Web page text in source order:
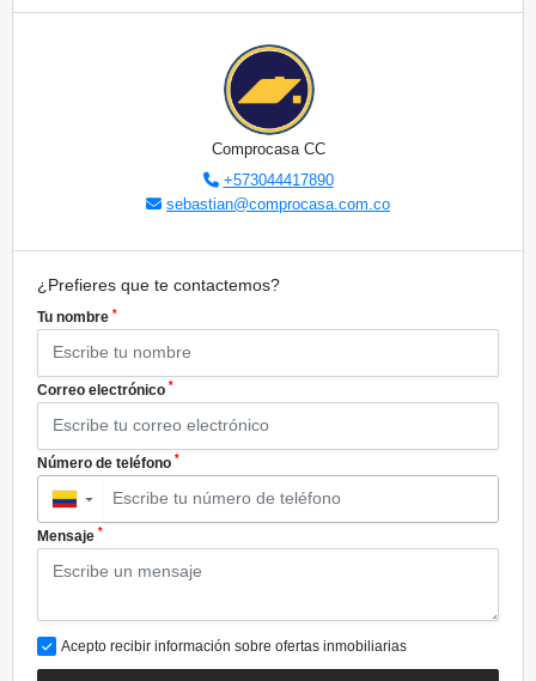
Comprocasa CC
+573044417890
sebastian@comprocasa.com.co
¿Prefieres que te contactemos?
Tu nombre *
Correo electrónico *
Número de teléfono *
▼
Mensaje *
Acepto recibir información sobre ofertas inmobiliarias